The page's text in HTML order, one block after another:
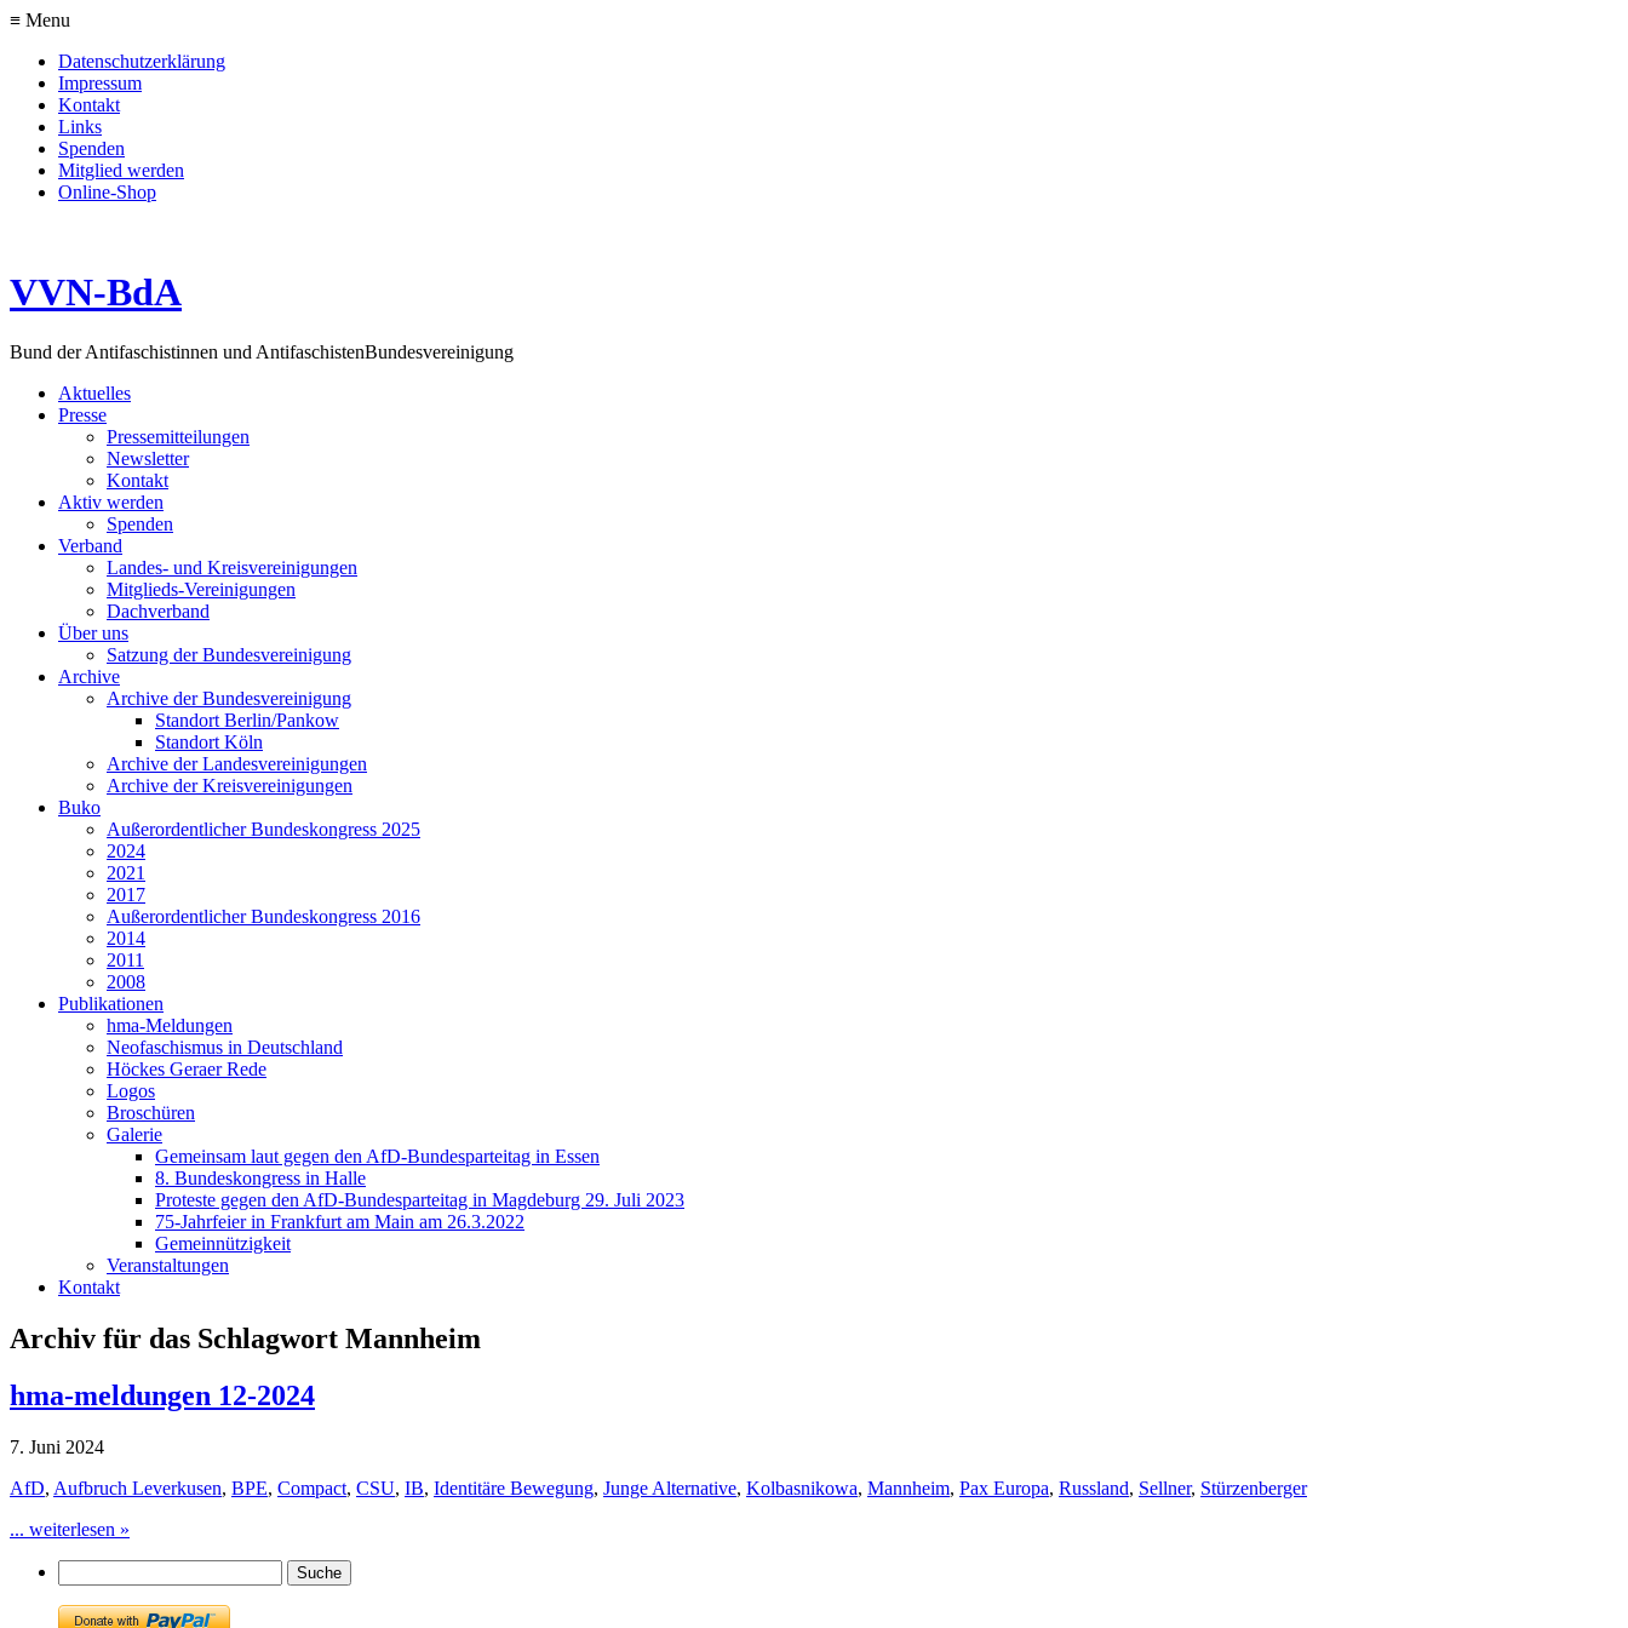
≡ Menu
Datenschutzerklärung
Impressum
Kontakt
Links
Spenden
Mitglied werden
Online-Shop
VVN-BdA
Bund der Antifaschistinnen und AntifaschistenBundesvereinigung
Aktuelles
Presse
Pressemitteilungen
Newsletter
Kontakt
Aktiv werden
Spenden
Verband
Landes- und Kreisvereinigungen
Mitglieds-Vereinigungen
Dachverband
Über uns
Satzung der Bundesvereinigung
Archive
Archive der Bundesvereinigung
Standort Berlin/Pankow
Standort Köln
Archive der Landesvereinigungen
Archive der Kreisvereinigungen
Buko
Außerordentlicher Bundeskongress 2025
2024
2021
2017
Außerordentlicher Bundeskongress 2016
2014
2011
2008
Publikationen
hma-Meldungen
Neofaschismus in Deutschland
Höckes Geraer Rede
Logos
Broschüren
Galerie
Gemeinsam laut gegen den AfD-Bundesparteitag in Essen
8. Bundeskongress in Halle
Proteste gegen den AfD-Bundesparteitag in Magdeburg 29. Juli 2023
75-Jahrfeier in Frankfurt am Main am 26.3.2022
Gemeinnützigkeit
Veranstaltungen
Kontakt
Archiv für das Schlagwort Mannheim
hma-meldungen 12-2024
7. Juni 2024
AfD, Aufbruch Leverkusen, BPE, Compact, CSU, IB, Identitäre Bewegung, Junge Alternative, Kolbasnikowa, Mannheim, Pax Europa, Russland, Sellner, Stürzenberger
... weiterlesen »